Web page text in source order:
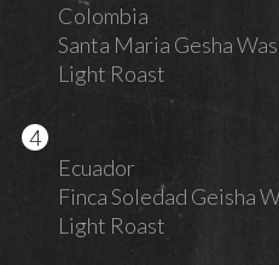
Colombia
Santa Maria Gesha
Light Roast
Ecuador
Finca Soledad Geisha
Light Roast